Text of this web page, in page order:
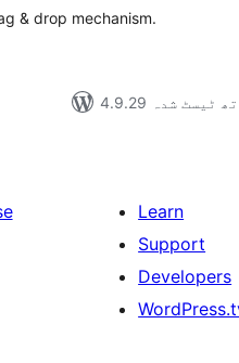
& drop mechanism.
ساتھ ٹیسٹ شدہ
Learn
Support
Developers